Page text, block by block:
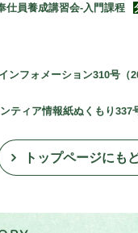
仕員養成講習会-入門課程
ンフォメーション310号（
ティア情報紙ぬくもり
トップページにも